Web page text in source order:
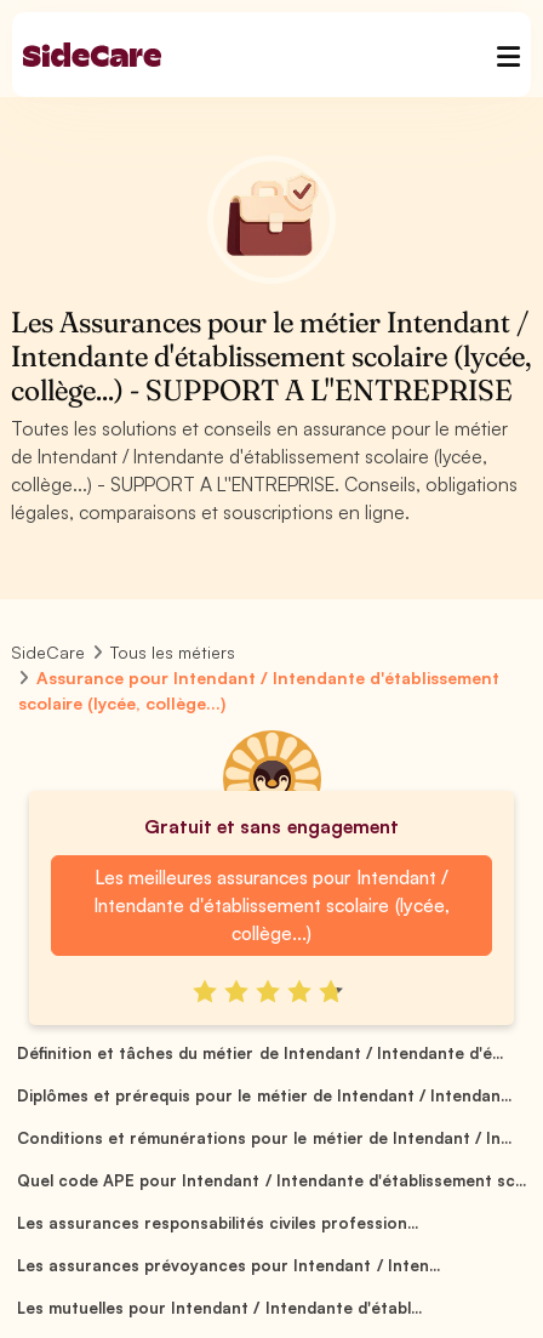
Les Assurances pour le métier Intendant /
Intendante d'établissement scolaire (lycée,
collège...) - SUPPORT A L''ENTREPRISE
Toutes les solutions et conseils en assurance pour le métier
de Intendant / Intendante d'établissement scolaire (lycée,
collège...) - SUPPORT A L''ENTREPRISE. Conseils, obligations
légales, comparaisons et souscriptions en ligne.
SideCare
Tous les métiers
Assurance pour Intendant / Intendante d'établissement
scolaire (lycée, collège...)
Gratuit et sans engagement
Les meilleures assurances pour Intendant /
Intendante d'établissement scolaire (lycée,
collège...)
Définition et tâches du métier de Intendant / Intendante d'é...
Diplômes et prérequis pour le métier de Intendant / Intendan...
Conditions et rémunérations pour le métier de Intendant / In...
Quel code APE pour Intendant / Intendante d'établissement sc...
Les assurances responsabilités civiles profession...
Les assurances prévoyances pour Intendant / Inten...
Les mutuelles pour Intendant / Intendante d'établ...